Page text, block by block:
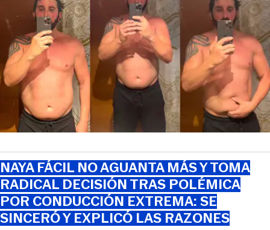
NAYA FÁCIL NO AGUANTA MÁS Y TOMA
RADICAL DECISIÓN TRAS POLÉMICA
POR CONDUCCIÓN EXTREMA: SE
SINCERÓ Y EXPLICÓ LAS RAZONES